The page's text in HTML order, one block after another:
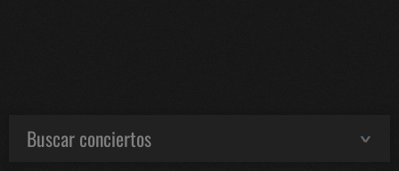
Buscar conciertos